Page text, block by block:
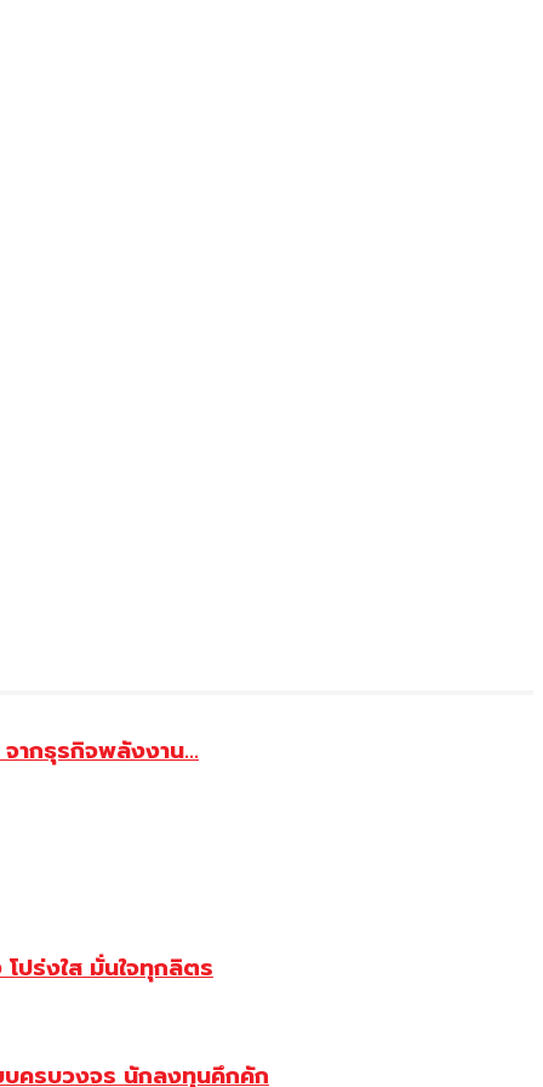
ากธุรกิจพลังงาน...
ปร่งใส มั่นใจทุกลิตร
บครบวงจร นักลงทุนคึกคัก